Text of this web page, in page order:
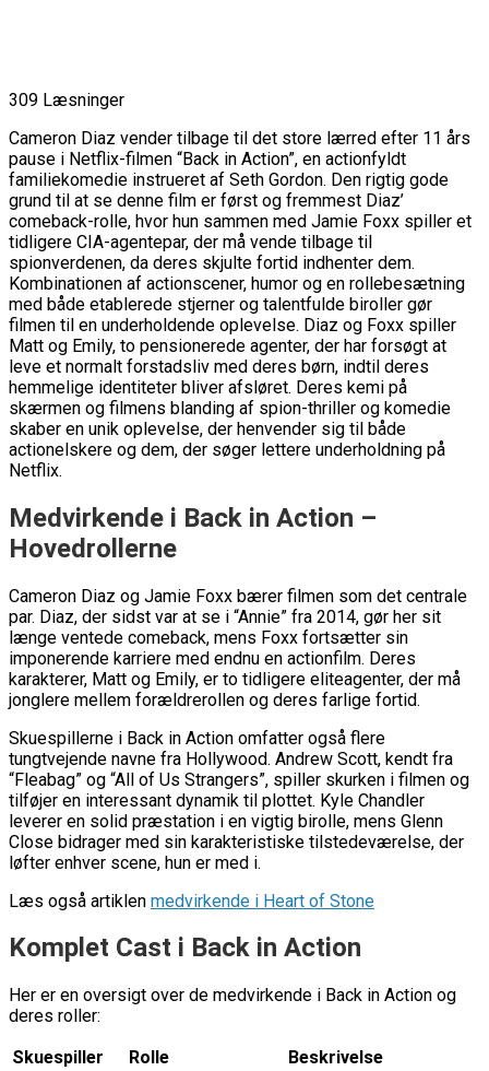
309 Læsninger
Cameron Diaz vender tilbage til det store lærred efter 11 års
pause i Netflix-filmen “Back in Action”, en actionfyldt
familiekomedie instrueret af Seth Gordon. Den rigtig gode
grund til at se denne film er først og fremmest Diaz’
comeback-rolle, hvor hun sammen med Jamie Foxx spiller et
tidligere CIA-agentepar, der må vende tilbage til
spionverdenen, da deres skjulte fortid indhenter dem.
Kombinationen af actionscener, humor og en rollebesætning
med både etablerede stjerner og talentfulde biroller gør
filmen til en underholdende oplevelse. Diaz og Foxx spiller
Matt og Emily, to pensionerede agenter, der har forsøgt at
leve et normalt forstadsliv med deres børn, indtil deres
hemmelige identiteter bliver afsløret. Deres kemi på
skærmen og filmens blanding af spion-thriller og komedie
skaber en unik oplevelse, der henvender sig til både
actionelskere og dem, der søger lettere underholdning på
Netflix.
Medvirkende i Back in Action –
Hovedrollerne
Cameron Diaz og Jamie Foxx bærer filmen som det centrale
par. Diaz, der sidst var at se i “Annie” fra 2014, gør her sit
længe ventede comeback, mens Foxx fortsætter sin
imponerende karriere med endnu en actionfilm. Deres
karakterer, Matt og Emily, er to tidligere eliteagenter, der må
jonglere mellem forældrerollen og deres farlige fortid.
Skuespillerne i Back in Action omfatter også flere
tungtvejende navne fra Hollywood. Andrew Scott, kendt fra
“Fleabag” og “All of Us Strangers”, spiller skurken i filmen og
tilføjer en interessant dynamik til plottet. Kyle Chandler
leverer en solid præstation i en vigtig birolle, mens Glenn
Close bidrager med sin karakteristiske tilstedeværelse, der
løfter enhver scene, hun er med i.
Læs også artiklen medvirkende i Heart of Stone
Komplet Cast i Back in Action
Her er en oversigt over de medvirkende i Back in Action og
deres roller:
Skuespiller
Rolle
Beskrivelse